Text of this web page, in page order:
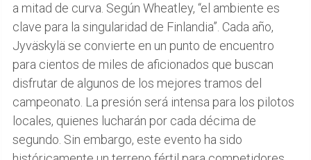
a mitad de curva. Según Wheatley, “el ambiente es
clave para la singularidad de Finlandia”. Cada año,
Jyväskylä se convierte en un punto de encuentro
para cientos de miles de aficionados que buscan
disfrutar de algunos de los mejores tramos del
campeonato. La presión será intensa para los pilotos
locales, quienes lucharán por cada décima de
segundo. Sin embargo, este evento ha sido